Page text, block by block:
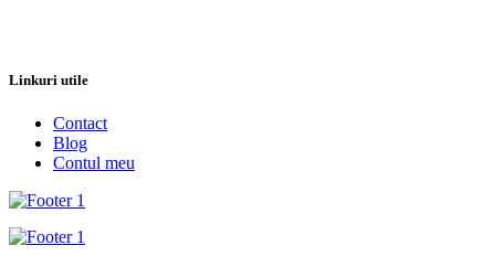
Linkuri utile
Contact
Blog
Contul meu